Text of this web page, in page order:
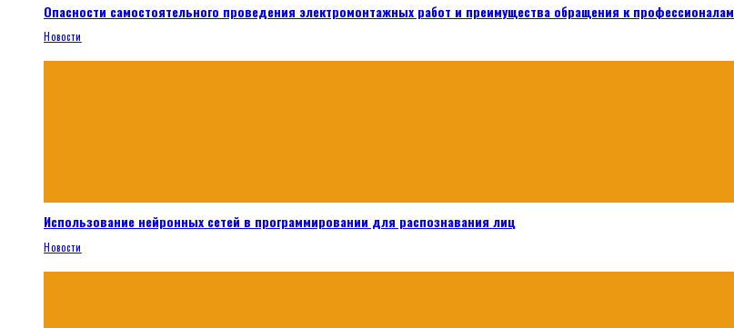
Опасности самостоятельного проведения электромонтажных работ и преимущества обращения к профессионалам
Новости
Использование нейронных сетей в программировании для распознавания лиц
Новости